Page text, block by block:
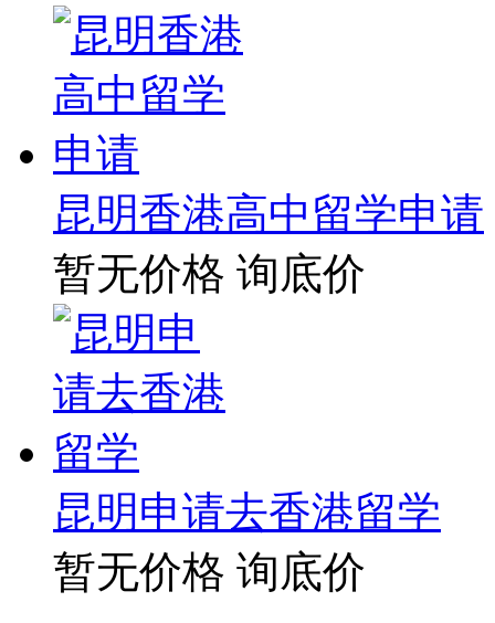
昆明香港高中留学申请
暂无价格 询底价
昆明申请去香港留学
暂无价格 询底价